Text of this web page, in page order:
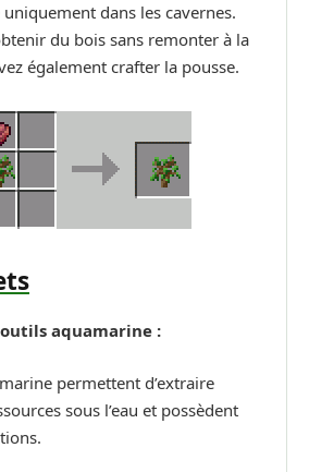
uniquement dans les cavernes.
du bois sans remonter à la
également crafter la pousse.
outils aquamarine :
permettent d’extraire
sous l’eau et possèdent